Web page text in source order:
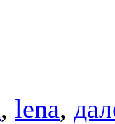
, lena,